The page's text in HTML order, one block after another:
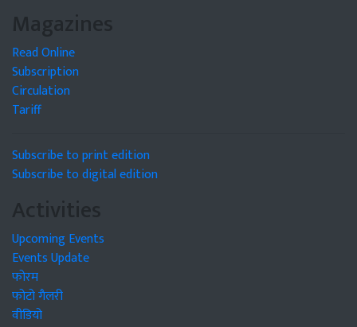
Magazines
Read Online
Subscription
Circulation
Tariff
Subscribe to print edition
Subscribe to digital edition
Activities
Upcoming Events
Events Update
फोरम
फोटो गैलरी
वीडियो